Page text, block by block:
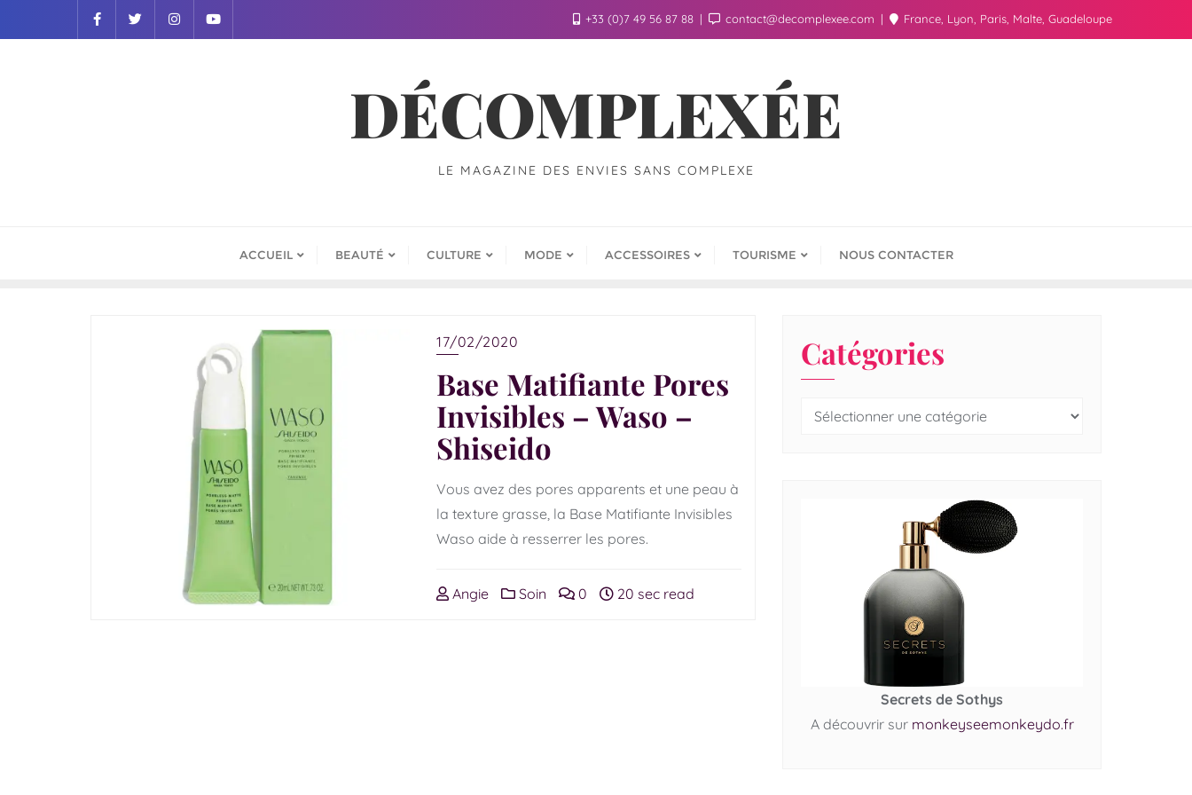
+33 (0)7 49 56 87 88 contact@decomplexee.com France, Lyon, Paris, Malte, Guadeloupe
DÉCOMPLEXÉE
LE MAGAZINE DES ENVIES SANS COMPLEXE
ACCUEIL BEAUTÉ CULTURE MODE ACCESSOIRES TOURISME NOUS CONTACTER
17/02/2020
Base Matifiante Pores
Invisibles – Waso –
Shiseido
Vous avez des pores apparents et une peau à
la texture grasse, la Base Matifiante Invisibles
Waso aide à resserrer les pores.
Angie Soin 0 20 sec read
Catégories
Secrets de Sothys
A découvrir sur monkeyseemonkeydo.fr